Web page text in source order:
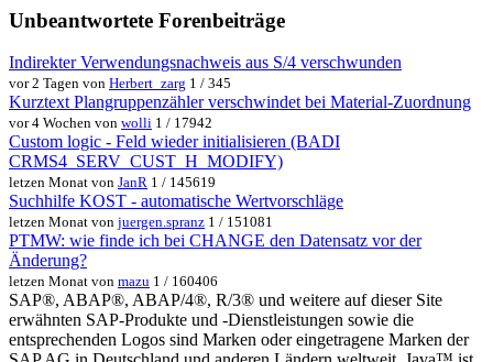
Unbeantwortete Forenbeiträge
Indirekter Verwendungsnachweis aus S/4 verschwunden
vor 2 Tagen von Herbert_zarg 1 / 345
Kurztext Plangruppenzähler verschwindet bei Material-Zuordnung
vor 4 Wochen von wolli 1 / 17942
Custom logic - Feld wieder initialisieren (BADI
CRMS4_SERV_CUST_H_MODIFY)
letzen Monat von JanR 1 / 145619
Suchhilfe KOST - automatische Wertvorschläge
letzen Monat von juergen.spranz 1 / 151081
PTMW: wie finde ich bei CHANGE den Datensatz vor der
Änderung?
letzen Monat von mazu 1 / 160406
SAP®, ABAP®, ABAP/4®, R/3® und weitere auf dieser Site
erwähnten SAP-Produkte und -Dienstleistungen sowie die
entsprechenden Logos sind Marken oder eingetragene Marken der